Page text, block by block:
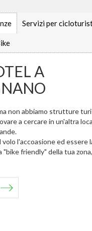
Servizi per
A
non abbiamo strutture
a cercare in un'altra
volo l'accoasione ed essere
friendly" della tua